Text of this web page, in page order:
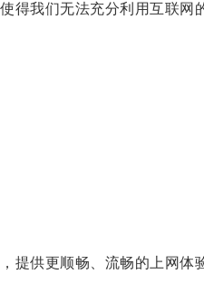
我们无法充分利用互联网
供更顺畅、流畅的上网体